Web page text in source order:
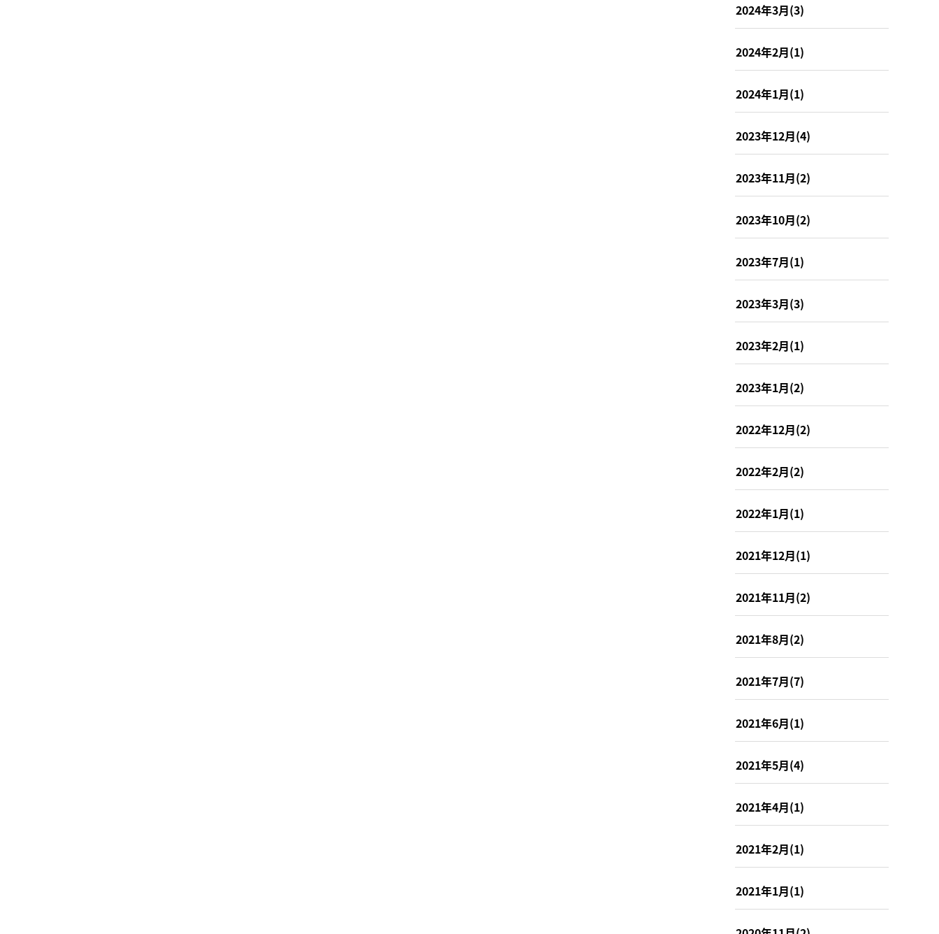
2024年3月(3)
2024年2月(1)
2024年1月(1)
2023年12月(4)
2023年11月(2)
2023年10月(2)
2023年7月(1)
2023年3月(3)
2023年2月(1)
2023年1月(2)
2022年12月(2)
2022年2月(2)
2022年1月(1)
2021年12月(1)
2021年11月(2)
2021年8月(2)
2021年7月(7)
2021年6月(1)
2021年5月(4)
2021年4月(1)
2021年2月(1)
2021年1月(1)